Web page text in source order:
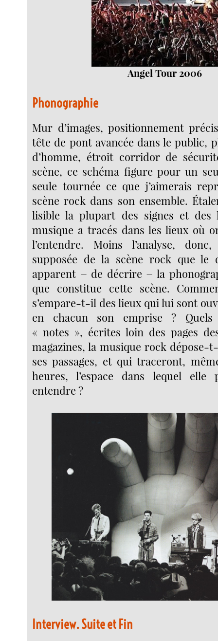
Angel Tour 2006
Phonographie
Mur d’images, positionnement
tête de pont avancée dans le public,
d’homme, étroit corridor de
scène, ce schéma figure pour un
seule tournée ce que j’aimerais
scène rock dans son ensemble.
lisible la plupart des signes et des
musique a tracés dans les lieux où
l’entendre. Moins l’analyse,
supposée de la scène rock que le
apparent − de décrire − la
que constitue cette scène.
s’empare-t-il des lieux qui lui sont
en chacun son emprise ? Quels
« notes », écrites loin des pages
magazines, la musique rock dépose-
ses passages, et qui traceront,
heures, l’espace dans lequel
entendre ?
Interview. Suite et Fin